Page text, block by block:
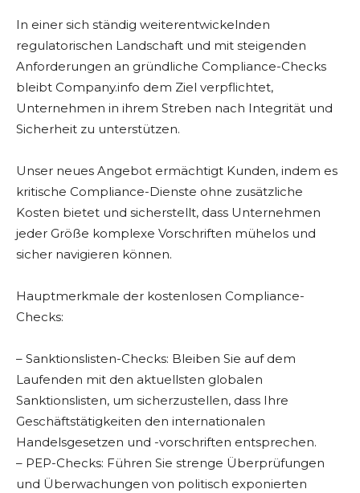
In einer sich ständig weiterentwickelnden
regulatorischen Landschaft und mit steigenden
Anforderungen an gründliche Compliance-Checks
bleibt Company.info dem Ziel verpflichtet,
Unternehmen in ihrem Streben nach Integrität und
Sicherheit zu unterstützen.
Unser neues Angebot ermächtigt Kunden, indem es
kritische Compliance-Dienste ohne zusätzliche
Kosten bietet und sicherstellt, dass Unternehmen
jeder Größe komplexe Vorschriften mühelos und
sicher navigieren können.
Hauptmerkmale der kostenlosen Compliance-
Checks:
– Sanktionslisten-Checks: Bleiben Sie auf dem
Laufenden mit den aktuellsten globalen
Sanktionslisten, um sicherzustellen, dass Ihre
Geschäftstätigkeiten den internationalen
Handelsgesetzen und -vorschriften entsprechen.
– PEP-Checks: Führen Sie strenge Überprüfungen
und Überwachungen von politisch exponierten